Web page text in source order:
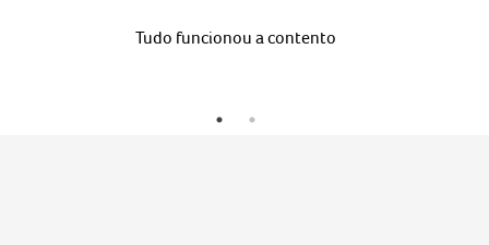
Tudo funcionou a contento